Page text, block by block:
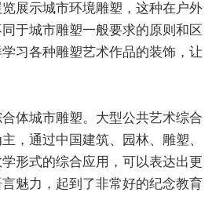
展示城市环境雕塑，这种在户外
于城市雕塑一般要求的原则和区
习各种雕塑艺术作品的装饰，让
体城市雕塑。大型公共艺术综合
，通过中国建筑、园林、雕塑、
形式的综合应用，可以表达出更
魅力，起到了非常好的纪念教育